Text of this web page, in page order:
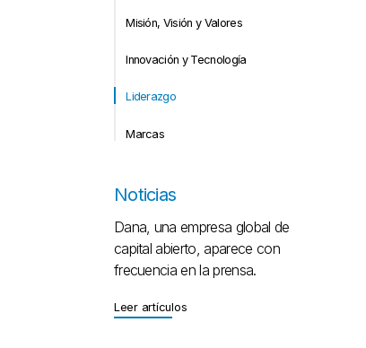
Misión, Visión y Valores
Innovación y Tecnología
Liderazgo
Marcas
Noticias
Dana, una empresa global de
capital abierto, aparece con
frecuencia en la prensa.
Leer artículosLeer artículos